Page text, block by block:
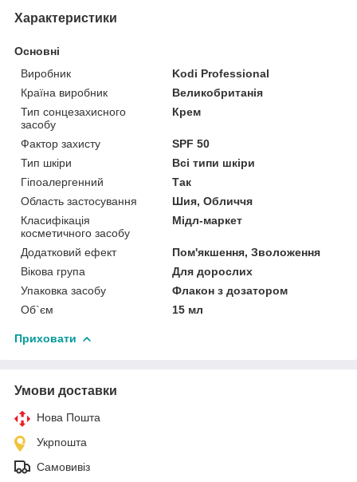
Характеристики
Основні
Виробник
Kodi Professional
Країна виробник
Великобританія
Тип сонцезахисного
засобу
Крем
Фактор захисту
SPF 50
Тип шкіри
Всі типи шкіри
Гіпоалергенний
Так
Область застосування
Шия, Обличчя
Класифікація
косметичного засобу
Мідл-маркет
Додатковий ефект
Пом'якшення, Зволоження
Вікова група
Для дорослих
Упаковка засобу
Флакон з дозатором
Об`єм
15 мл
Приховати
Умови доставки
Нова Пошта
Укрпошта
Самовивіз